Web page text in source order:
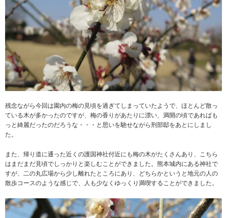
残念ながら今回は園内の梅の見頃を過ぎてしまっていたようで、ほとんど散っ
ている木が多かったのですが、梅の香りがあたりに漂い、満開の頃であればも
っと綺麗だったのだろうな・・・と思いを馳せながら刑部邸をあとにしまし
た。
また、帰り道に通った近くの護国神社付近にも梅の木がたくさんあり、こちら
はまだまだ見頃でしっかりと楽しむことができました。熊本城内にある神社で
すが、二の丸広場から少し離れたところにあり、どちらかというと地元の人の
散歩コースのような感じで、人も少なくゆっくり満喫することができました。